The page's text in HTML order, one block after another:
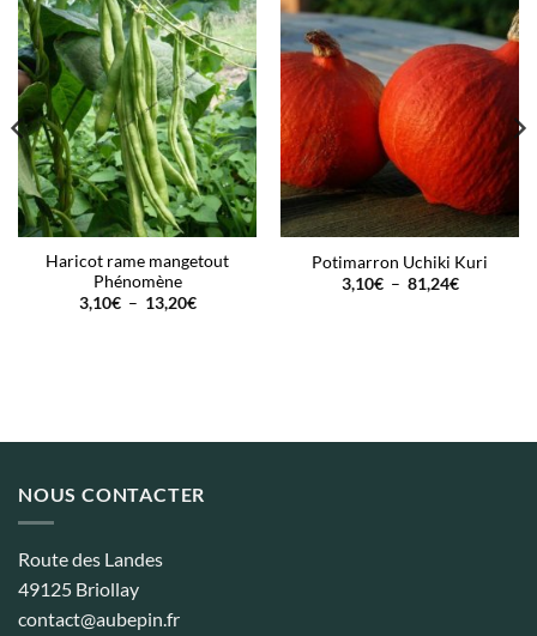
Haricot rame mangetout
Phénomène
3,10€ – 13,20€Plage
Potimarron Uchiki Kuri
3,10€ – 81,24€Plage
NOUS CONTACTER
Route des Landes
49125 Briollay
contact@aubepin.fr